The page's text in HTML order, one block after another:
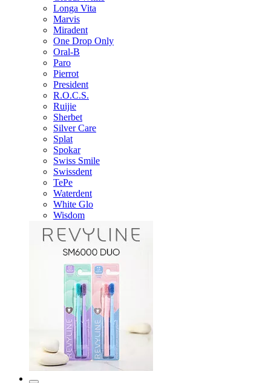
Longa Vita
Marvis
Miradent
One Drop Only
Oral-B
Paro
Pierrot
President
R.O.C.S.
Ruijie
Sherbet
Silver Care
Splat
Spokar
Swiss Smile
Swissdent
TePe
Waterdent
White Glo
Wisdom